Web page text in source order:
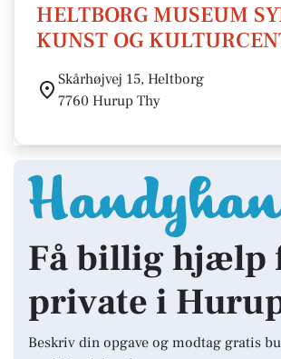
HELTBORG MUSEUM
KUNST OG
Skårhøjvej 15, Heltborg
7760 Hurup Thy
Få billig hjælp
private i
Beskriv din opgave og modtag gratis